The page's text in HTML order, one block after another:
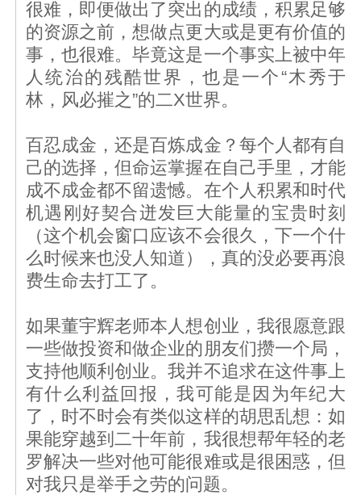
很难，即便做出了突出的成绩，积累足够
的资源之前，想做点更大或是更有价值的
事，也很难。毕竟这是一个事实上被中年
人统治的残酷世界，也是一个“木秀于
林，风必摧之”的二X世界。
百忍成金，还是百炼成金？每个人都有自
己的选择，但命运掌握在自己手里，才能
成不成金都不留遗憾。在个人积累和时代
机遇刚好契合迸发巨大能量的宝贵时刻
（这个机会窗口应该不会很久，下一个什
么时候来也没人知道），真的没必要再浪
费生命去打工了。
如果董宇辉老师本人想创业，我很愿意跟
一些做投资和做企业的朋友们攒一个局，
支持他顺利创业。我并不追求在这件事上
有什么利益回报，我可能是因为年纪大
了，时不时会有类似这样的胡思乱想：如
果能穿越到二十年前，我很想帮年轻的老
罗解决一些对他可能很难或是很困惑，但
对我只是举手之劳的问题。